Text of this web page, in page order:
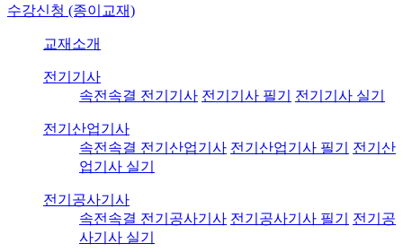
수강신청 (종이교재)
교재소개
전기기사
속전속결 전기기사 전기기사 필기 전기기사 실기
전기산업기사
속전속결 전기산업기사 전기산업기사 필기
전기산
업기사 실기
전기공사기사
속전속결 전기공사기사 전기공사기사 필기
전기공
사기사 실기